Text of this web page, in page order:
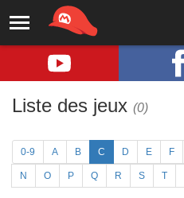
Liste des jeux (0)
0-9 A B C D E F
N O P Q R S T